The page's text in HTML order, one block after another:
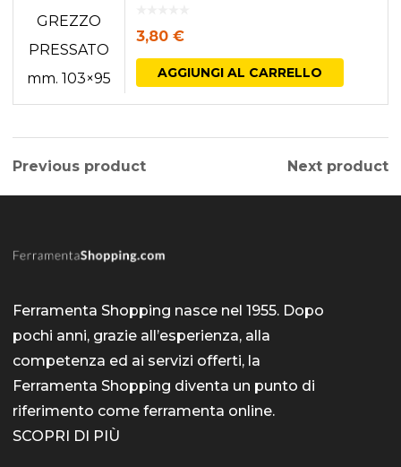
3,80 €
AGGIUNGI AL CARRELLO
Previous product Next product
Ferramenta Shopping nasce nel 1955. Dopo
pochi anni, grazie all’esperienza, alla
competenza ed ai servizi offerti, la
Ferramenta Shopping diventa un punto di
riferimento come ferramenta online.
SCOPRI DI PIÙ